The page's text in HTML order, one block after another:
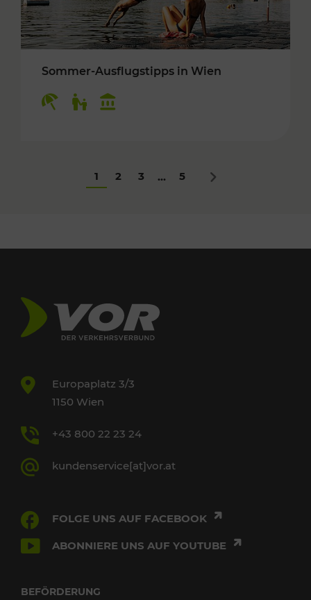
Sommer-Ausflugstipps in Wien
1 2 3 ... 5 Nächstes
Europaplatz 3/3
1150 Wien
+43 800 22 23 24
kundenservice[at]vor.at
FOLGE UNS AUF FACEBOOK
ABONNIERE UNS AUF YOUTUBE
BEFÖRDERUNG